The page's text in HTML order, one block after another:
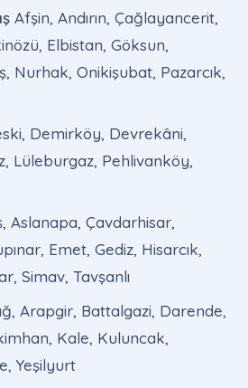
Afşin, Andırın, Çağlayancerit,
Elbistan, Göksun,
Nurhak, Onikişubat, Pazarcık,
Demirköy, Devrekâni,
Lüleburgaz, Pehlivanköy,
Aslanapa, Çavdarhisar,
Emet, Gediz, Hisarcık,
Simav, Tavşanlı
Arapgir, Battalgazi, Darende,
Kale, Kuluncak,
Yeşilyurt